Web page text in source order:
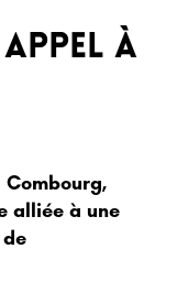
à
Combourg,
alliée à une